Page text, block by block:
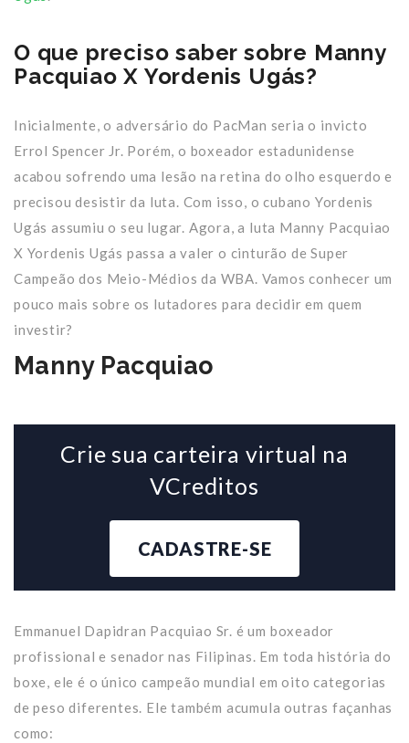
O que preciso saber sobre Manny
Pacquiao X Yordenis Ugás?
Inicialmente, o adversário do PacMan seria o invicto
Errol Spencer Jr. Porém, o boxeador estadunidense
acabou sofrendo uma lesão na retina do olho esquerdo e
precisou desistir da luta. Com isso, o cubano Yordenis
Ugás assumiu o seu lugar. Agora, a luta Manny Pacquiao
X Yordenis Ugás passa a valer o cinturão de Super
Campeão dos Meio-Médios da WBA. Vamos conhecer um
pouco mais sobre os lutadores para decidir em quem
investir?
Manny Pacquiao
Crie sua carteira virtual na
VCreditos
CADASTRE-SE
Emmanuel Dapidran Pacquiao Sr. é um boxeador
profissional e senador nas Filipinas. Em toda história do
boxe, ele é o único campeão mundial em oito categorias
de peso diferentes. Ele também acumula outras façanhas
como: